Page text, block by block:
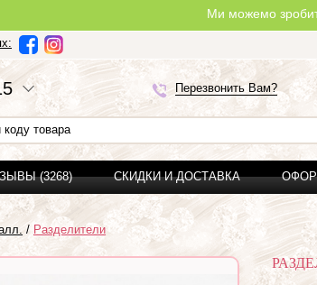
Ми можемо зробити
5 Перезвонить Вам?
(3268) СКИДКИ И ДОСТАВКА
/ Разделители